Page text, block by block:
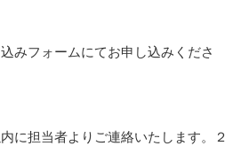
みフォームにてお申し込みくださ
に担当者よりご連絡いたします。２